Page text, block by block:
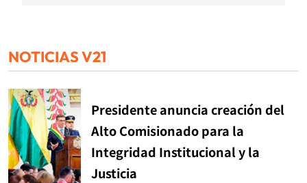
NOTICIAS V21
Presidente anuncia creación del
Alto Comisionado para la
Integridad Institucional y la
Justicia